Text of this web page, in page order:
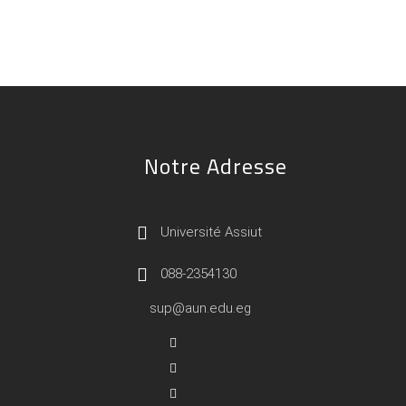
Notre Adresse
Université Assiut
088-2354130
sup@aun.edu.eg